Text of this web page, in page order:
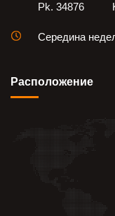
Pk. 34876
Середина
Pасположение